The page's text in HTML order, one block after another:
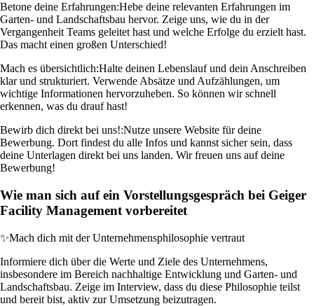
Betone deine Erfahrungen:Hebe deine relevanten Erfahrungen im
Garten- und Landschaftsbau hervor. Zeige uns, wie du in der
Vergangenheit Teams geleitet hast und welche Erfolge du erzielt hast.
Das macht einen großen Unterschied!
Mach es übersichtlich:Halte deinen Lebenslauf und dein Anschreiben
klar und strukturiert. Verwende Absätze und Aufzählungen, um
wichtige Informationen hervorzuheben. So können wir schnell
erkennen, was du drauf hast!
Bewirb dich direkt bei uns!:Nutze unsere Website für deine
Bewerbung. Dort findest du alle Infos und kannst sicher sein, dass
deine Unterlagen direkt bei uns landen. Wir freuen uns auf deine
Bewerbung!
Wie man sich auf ein Vorstellungsgespräch bei Geiger
Facility Management vorbereitet
✨Mach dich mit der Unternehmensphilosophie vertraut
Informiere dich über die Werte und Ziele des Unternehmens,
insbesondere im Bereich nachhaltige Entwicklung und Garten- und
Landschaftsbau. Zeige im Interview, dass du diese Philosophie teilst
und bereit bist, aktiv zur Umsetzung beizutragen.